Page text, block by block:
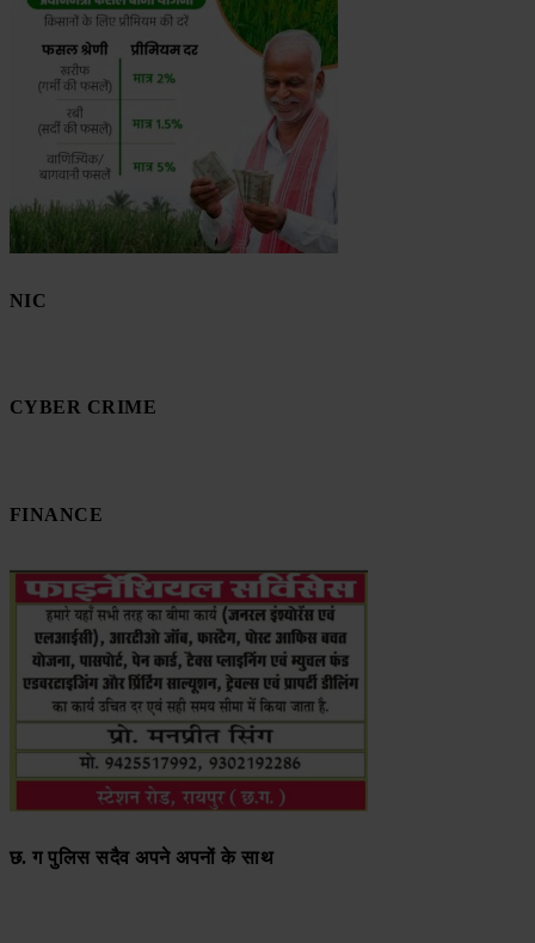
NIC
CYBER CRIME
FINANCE
छ. ग पुलिस सदैव अपने अपनों के साथ